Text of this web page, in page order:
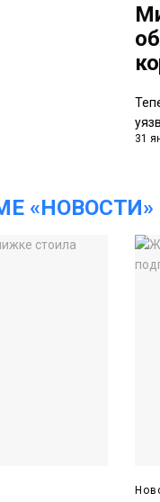
31
«НОВОСТИ»